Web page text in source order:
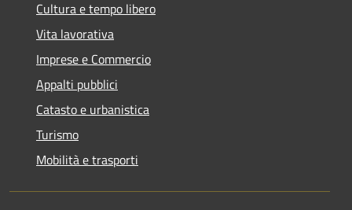
Cultura e tempo libero
Vita lavorativa
Imprese e Commercio
Appalti pubblici
Catasto e urbanistica
Turismo
Mobilità e trasporti